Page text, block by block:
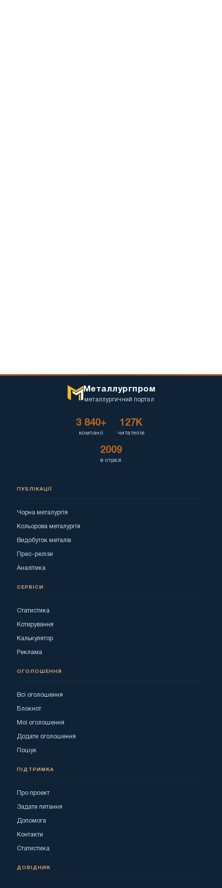
Металлургпром
металлургичний портал
3 840+
компанії
127K
читателів
2009
в отразі
ПУБЛІКАЦІЇ
Чорна металургія
Кольорова металургія
Видобуток металів
Прес-релізи
Аналітика
СЕРВІСИ
Статистика
Котирування
Калькулятор
Реклама
ОГОЛОШЕННЯ
Всі оголошення
Блокнот
Мої оголошення
Додати оголошення
Пошук
ПІДТРИМКА
Про проект
Задати питання
Допомога
Контакти
Статистика
ДОВІДНИК